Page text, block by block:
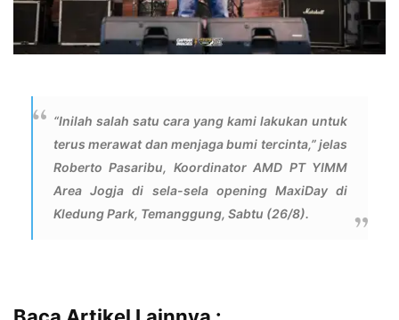
“Inilah salah satu cara yang kami lakukan untuk
terus merawat dan menjaga bumi tercinta,” jelas
Roberto Pasaribu, Koordinator AMD PT YIMM
Area Jogja di sela-sela opening MaxiDay di
Kledung Park, Temanggung, Sabtu (26/8).